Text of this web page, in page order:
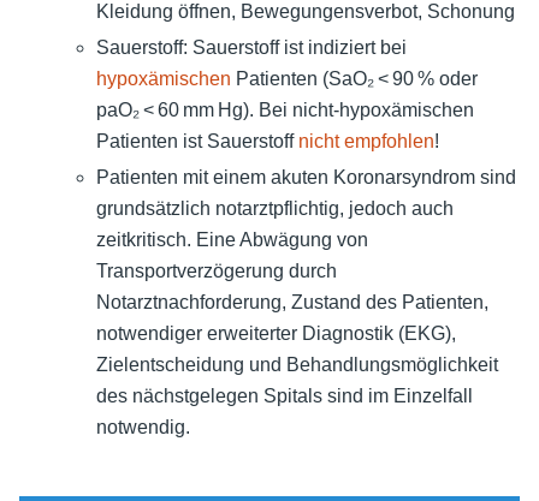
Kleidung öffnen, Bewegungensverbot, Schonung
Sauerstoff: Sauerstoff ist indiziert bei
hypoxämischen Patienten (SaO₂ < 90 % oder
paO₂ < 60 mm Hg). Bei nicht-hypoxämischen
Patienten ist Sauerstoff nicht empfohlen!
Patienten mit einem akuten Koronarsyndrom sind
grundsätzlich notarztpflichtig, jedoch auch
zeitkritisch. Eine Abwägung von
Transportverzögerung durch
Notarztnachforderung, Zustand des Patienten,
notwendiger erweiterter Diagnostik (EKG),
Zielentscheidung und Behandlungsmöglichkeit
des nächstgelegen Spitals sind im Einzelfall
notwendig.